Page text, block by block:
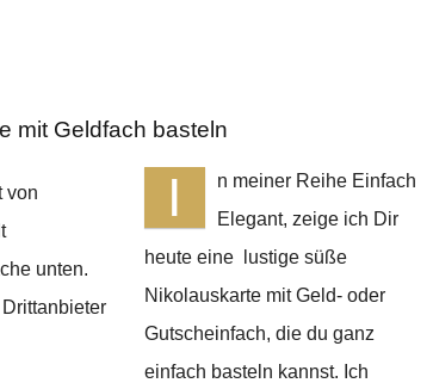
mit Geldfach basteln
von
unten.
I
n meiner Reihe Einfach
Elegant, zeige ich Dir
heute eine lustige süße
Nikolauskarte mit Geld- oder
Gutscheinfach, die du ganz
einfach basteln kannst. Ich